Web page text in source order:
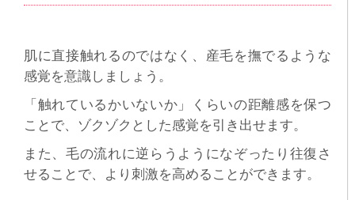
肌に直接触れるのではなく、産毛を撫でるような
感覚を意識しましょう。
「触れているかいないか」くらいの距離感を保つ
ことで、ゾクゾクとした感覚を引き出せます。
また、毛の流れに逆らうようになぞったり往復さ
せることで、より刺激を高めることができます。